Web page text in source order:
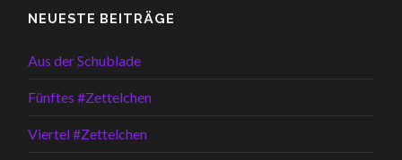
NEUESTE BEITRÄGE
Aus der Schublade
Fünftes #Zettelchen
Viertel #Zettelchen